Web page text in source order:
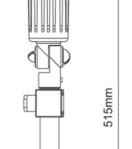
Energie
Uitgangsspanning
Spanning / voltage
Dimbaar
Nee
Bewegingssensor
Nee
Nee